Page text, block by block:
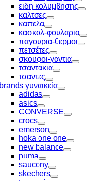
Toggle
ειδη κολυμβησης
Toggle
καλτσες
Toggle
καπελα
Toggle
κασκολ-φουλαρια
παγουρια-θερμοι
Toggle
πετσέτες
Toggle
σκουφοι-γαντια
Toggle
τσαντακια
Toggle
τσαντες
Toggle
brands γυναικεία
Toggle
adidas
Toggle
asics
Toggle
CONVERSE
Toggle
crocs
Toggle
emerson
Toggle
hoka one one
Toggle
new balance
Toggle
puma
Toggle
saucony
Toggle
skechers
Toggle